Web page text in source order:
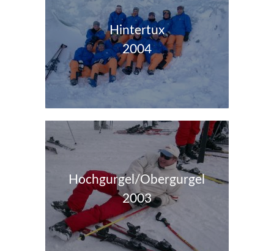
Hintertux
2004
Hochgurgel/Obergurgel
2003